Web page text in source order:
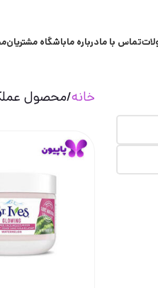
تماس با مادرباره ماباشگاه مشتریان
خانه محصول